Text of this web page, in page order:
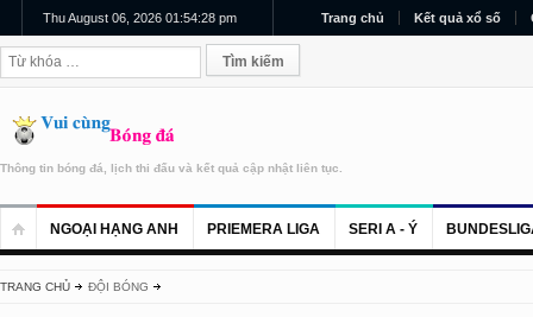
Thu August 06, 2026 01:54:28 pm Trang chủ Kết quả xổ số
Thông tin bóng đá, lịch thi đấu và kết quả cập nhật liên tục.
NGOẠI HẠNG ANH PRIEMERA LIGA SERI A - Ý
TRANG CHỦ ĐỘI BÓNG